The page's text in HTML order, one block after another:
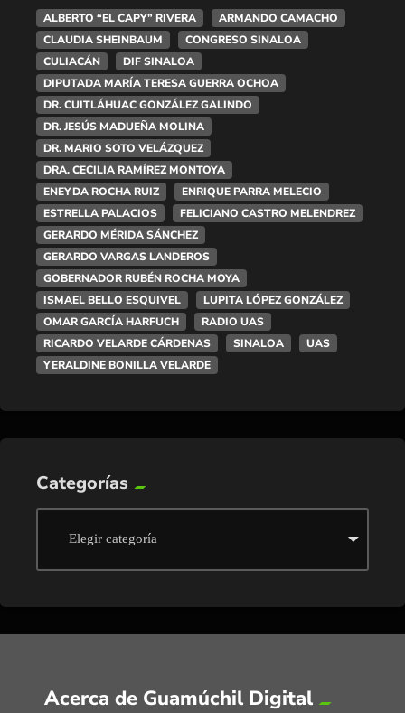
ALBERTO “EL CAPY” RIVERA
ARMANDO CAMACHO
CLAUDIA SHEINBAUM
CONGRESO SINALOA
CULIACÁN
DIF SINALOA
DIPUTADA MARÍA TERESA GUERRA OCHOA
DR. CUITLÁHUAC GONZÁLEZ GALINDO
DR. JESÚS MADUEÑA MOLINA
DR. MARIO SOTO VELÁZQUEZ
DRA. CECILIA RAMÍREZ MONTOYA
ENEYDA ROCHA RUIZ
ENRIQUE PARRA MELECIO
ESTRELLA PALACIOS
FELICIANO CASTRO MELENDREZ
GERARDO MÉRIDA SÁNCHEZ
GERARDO VARGAS LANDEROS
GOBERNADOR RUBÉN ROCHA MOYA
ISMAEL BELLO ESQUIVEL
LUPITA LÓPEZ GONZÁLEZ
OMAR GARCÍA HARFUCH
RADIO UAS
RICARDO VELARDE CÁRDENAS
SINALOA
UAS
YERALDINE BONILLA VELARDE
Categorías
Acerca de Guamúchil Digital